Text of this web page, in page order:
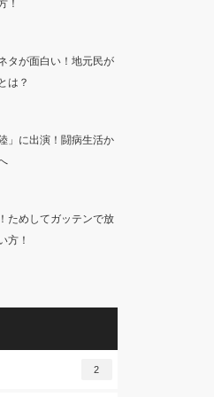
！
タが面白い！地元民が
は？
」に出演！闘病生活か
ためしてガッテンで放
方！
2